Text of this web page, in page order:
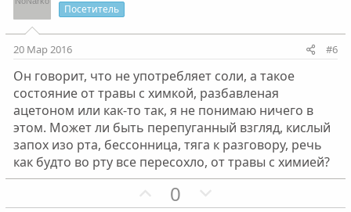
т
н
ы
й
г
о
л
т
н
ы
й
г
о
л
Посетитель
20 Мар 2016 #6
Он говорит, что не употребляет соли, а такое
состояние от травы с химкой, разбавленая
ацетоном или как-то так, я не понимаю ничего в
этом. Может ли быть перепуганный взгляд, кислый
запох изо рта, бессонница, тяга к разговору, речь
как будто во рту все пересохло, от травы с химией?
П0